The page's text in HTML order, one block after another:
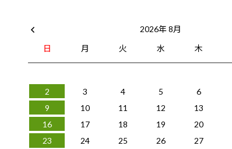
2026年 8月
日
月 火 水 木
2
3 4 5 6
9
10 11 12 13
16
17 18 19 20
23
24 25 26 27